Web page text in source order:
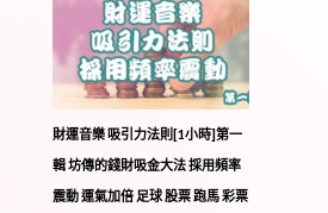
財運音樂 吸引力法則[1小時]第一
輯 坊傳的錢財吸金大法 採用頻率
震動 運氣加倍 足球 股票 跑馬 彩票